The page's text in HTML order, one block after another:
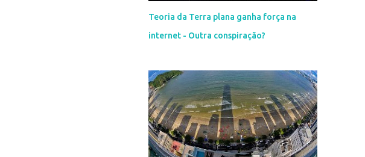
Teoria da Terra plana ganha força na
internet - Outra conspiração?